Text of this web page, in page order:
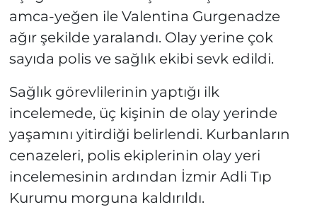
amca-yeğen ile Valentina Gurgenadze
ağır şekilde yaralandı. Olay yerine çok
sayıda polis ve sağlık ekibi sevk edildi.
Sağlık görevlilerinin yaptığı ilk
incelemede, üç kişinin de olay yerinde
yaşamını yitirdiği belirlendi. Kurbanların
cenazeleri, polis ekiplerinin olay yeri
incelemesinin ardından İzmir Adli Tıp
Kurumu morguna kaldırıldı.